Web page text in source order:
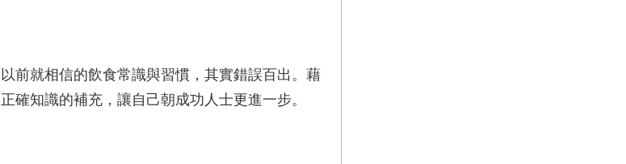
前就相信的飲食常識與習慣，其實錯誤百出。藉
確知識的補充，讓自己朝成功人士更進一步。